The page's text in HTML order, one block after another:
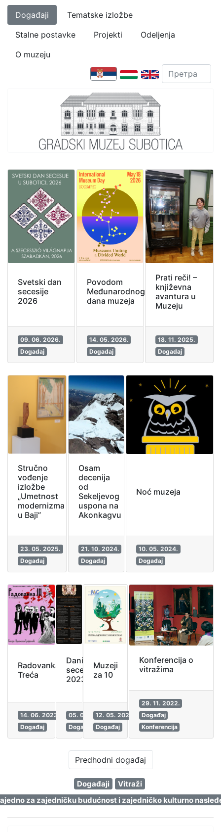
Događaji
Tematske izložbe
Stalne postavke
Projekti
Odeljenja
O muzeju
Svetski dan
secesije
2026
09. 06. 2026.
Događaj
Povodom
Međunarodnog
dana muzeja
14. 05. 2026.
Događaj
Prati reči! –
književna
avantura u
Muzeju
18. 11. 2025.
Događaj
Stručno
vođenje
izložbe
„Umetnost
modernizma
u Baji”
23. 05. 2025.
Događaj
Osam
decenija
od
Sekeljevog
uspona na
Akonkagvu
21. 10. 2024.
Događaj
Noć muzeja
10. 05. 2024.
Događaj
Radovanka
Treća
14. 06. 2023.
Događaj
Dani
secesije
2023
05. 06. 2023.
Događaj
Muzeji
za 10
12. 05. 2023.
Događaj
Konferencija o
vitražima
29. 11. 2022.
Događaj
Konferencija
Predhodni događaj
Događaji
Vitraži
za zajedničku budućnost i zajedničko kulturno